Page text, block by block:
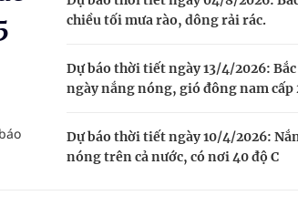
chiều tối mưa rào, dông rải rác.
Dự báo thời tiết ngày 13/4/2026: Bắc
ngày nắng nóng, gió đông nam cấp
Dự báo thời tiết ngày 10/4/2026:
nóng trên cả nước, có nơi 40 độ C